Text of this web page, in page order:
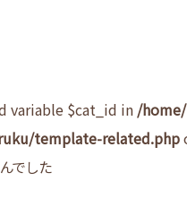
variable $cat_id in /
template-related.php
でした